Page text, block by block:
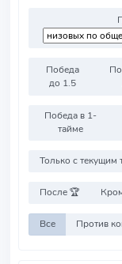
Победа
до 1.5
Победа в 1-
тайме
Только с текущим
После 🏆
Все